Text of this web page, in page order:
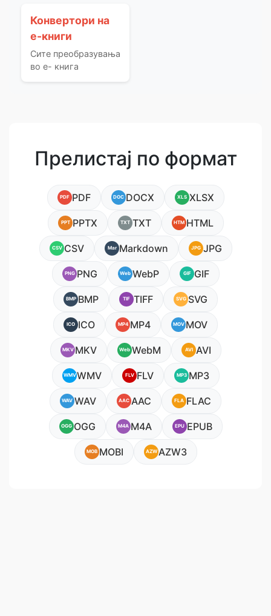
Конвертори на
е-книги
Сите преобразувања
во е- книга
Прелистај по формат
PDF PDF DOC DOCX XLS XLSX
PPT PPTX TXT TXT HTM HTML
CSV CSV Mar Markdown JPG JPG
PNG PNG Web WebP GIF GIF
BMP BMP TIF TIFF SVG SVG
ICO ICO MP4 MP4 MOV MOV
MKV MKV Web WebM AVI AVI
WMVWMV FLV FLV MP3 MP3
WAV WAV AAC AAC FLA FLAC
OGG OGG M4A M4A EPU EPUB
MOB MOBI AZWAZW3